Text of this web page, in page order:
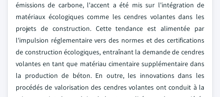
émissions de carbone, l'accent a été mis sur l'intégration de
matériaux écologiques comme les cendres volantes dans les
projets de construction. Cette tendance est alimentée par
l'impulsion réglementaire vers des normes et des certifications
de construction écologiques, entraînant la demande de cendres
volantes en tant que matériau cimentaire supplémentaire dans
la production de béton. En outre, les innovations dans les
procédés de valorisation des cendres volantes ont conduit à la